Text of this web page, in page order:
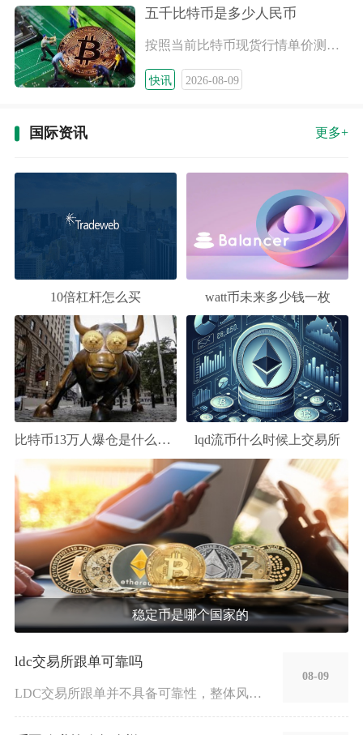
五千比特币是多少人民币
按照当前比特币现货行情单价测算，五千比特币纸面市值大约在21
快讯 2026-08-09
国际资讯 更多+
10倍杠杆怎么买 watt币未来多少钱一枚
比特币13万人爆仓是什么意思 lqd流币什么时候上交易所
稳定币是哪个国家的
ldc交易所跟单可靠吗
LDC交易所跟单并不具备可靠性，整体风险极高，不建议普通投资
08-09